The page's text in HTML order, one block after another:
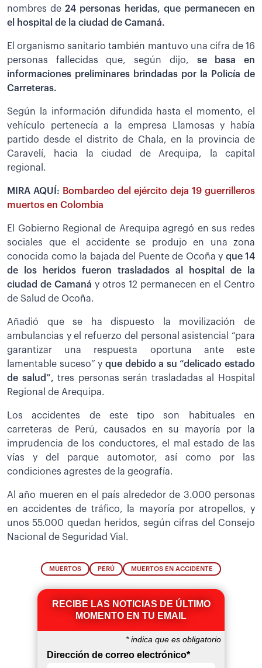
nombres de24 personas heridas, que permanecen en
el hospital de la ciudad de Camaná.
El organismo sanitario también mantuvo una cifra de 16
personas fallecidas que, según dijo, se basa en
informaciones preliminares brindadas por la Policía de
Carreteras.
Según la información difundida hasta el momento, el
vehículo pertenecía a la empresa Llamosas y había
partido desde el distrito de Chala, en la provincia de
Caravelí, hacia la ciudad de Arequipa, la capital
regional.
MIRA AQUÍ: Bombardeo del ejército deja 19 guerrilleros
muertos en Colombia
El Gobierno Regional de Arequipa agregó en sus redes
sociales que el accidente se produjo en una zona
conocida como la bajada del Puente de Ocoña y que 14
de los heridos fueron trasladados al hospital de la
ciudad de Camaná y otros 12 permanecen en el Centro
de Salud de Ocoña.
Añadió que se ha dispuesto la movilización de
ambulancias y el refuerzo del personal asistencial “para
garantizar una respuesta oportuna ante este
lamentable suceso” y que debido a su “delicado estado
de salud”,tres personas serán trasladadas al Hospital
Regional de Arequipa.
Los accidentes de este tipo son habituales en
carreteras de Perú, causados en su mayoría por la
imprudencia de los conductores, el mal estado de las
vías y del parque automotor, así como por las
condiciones agrestes de la geografía.
Al año mueren en el país alrededor de 3.000 personas
en accidentes de tráfico, la mayoría por atropellos, y
unos 55.000 quedan heridos, según cifras del Consejo
Nacional de Seguridad Vial.
MUERTOS PERÚ MUERTOS EN ACCIDENTE
RECIBE LAS NOTICIAS DE ÚLTIMO
MOMENTO EN TU EMAIL
*indica que es obligatorio
Dirección de correo electrónico*